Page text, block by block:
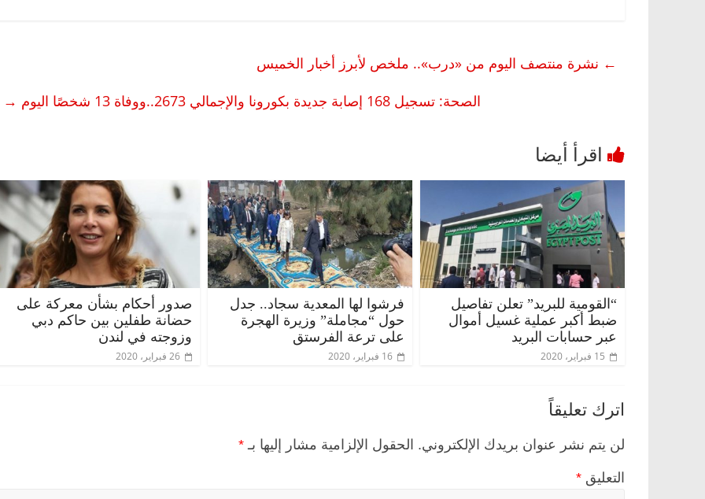
← نشرة منتصف اليوم من «درب».. ملخص لأبرز أخبار الخميس
الصحة: تسجيل 168 إصابة جديدة بكورونا والإجمالي 2673..ووفاة 13 شخصًا اليوم
→
“القومية للبريد” تعلن تفاصيل
ضبط أكبر عملية غسيل أموال
عبر حسابات البريد
15 فبراير، 2020
فرشوا لها المعدية سجاد.. جدل
حول “مجاملة” وزيرة الهجرة
على ترعة الفرستق
16 فبراير، 2020
صدور أحكام بشأن معركة على
حضانة طفلين بين حاكم دبي
وزوجته في لندن
26 فبراير، 2020
اترك تعليقاً
لن يتم نشر عنوان بريدك الإلكتروني. الحقول الإلزامية مشار إليها بـ *
التعليق *